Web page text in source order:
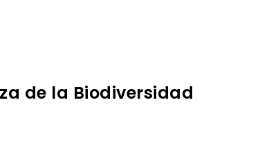
de la Biodiversidad